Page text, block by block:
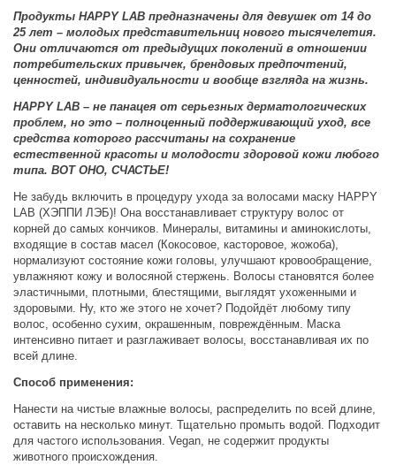
Продукты HAPPY LAB предназначены для девушек от 14 до
25 лет – молодых представительниц нового тысячелетия.
Они отличаются от предыдущих поколений в отношении
потребительских привычек, брендовых предпочтений,
ценностей, индивидуальности и вообще взгляда на жизнь.
HAPPY LAB – не панацея от серьезных дерматологических
проблем, но это – полноценный поддерживающий уход, все
средства которого рассчитаны на сохранение
естественной красоты и молодости здоровой кожи любого
типа. ВОТ ОНО, СЧАСТЬЕ!
Не забудь включить в процедуру ухода за волосами маску HAPPY
LAB (ХЭППИ ЛЭБ)! Она восстанавливает структуру волос от
корней до самых кончиков. Минералы, витамины и аминокислоты,
входящие в состав масел (Кокосовое, касторовое, жожоба),
нормализуют состояние кожи головы, улучшают кровообращение,
увлажняют кожу и волосяной стержень. Волосы становятся более
эластичными, плотными, блестящими, выглядят ухоженными и
здоровыми. Ну, кто же этого не хочет? Подойдёт любому типу
волос, особенно сухим, окрашенным, повреждённым. Маска
интенсивно питает и разглаживает волосы, восстанавливая их по
всей длине.
Способ применения:
Нанести на чистые влажные волосы, распределить по всей длине,
оставить на несколько минут. Тщательно промыть водой. Подходит
для частого использования. Vegan, не содержит продукты
животного происхождения.